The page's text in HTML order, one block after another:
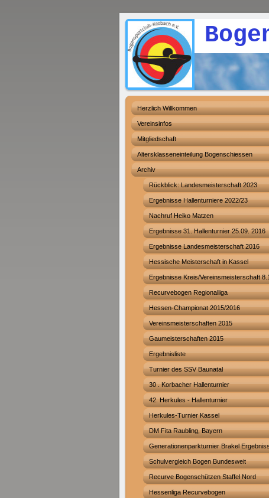
Herzlich Willkommen
Vereinsinfos
Mitgliedschaft
Altersklasseneinteilung Bogenschiessen
Archiv
Rückblick: Landesmeisterschaft 2023
Ergebnisse Hallenturniere 2022/23
Nachruf Heiko Matzen
Ergebnisse 31. Hallenturnier 25.09. 2016
Ergebnisse Landesmeisterschaft 2016
Hessische Meisterschaft in Kassel
Ergebnisse Kreis/Vereinsmeisterschaft
Recurvebogen Regionalliga
Hessen-Championat 2015/2016
Vereinsmeisterschaften 2015
Gaumeisterschaften 2015
Ergebnisliste
Turnier des SSV Baunatal
30 . Korbacher Hallenturnier
42. Herkules - Hallenturnier
Herkules-Turnier Kassel
DM Fita Raubling, Bayern
Generationenparkturnier Brakel
Schulvergleich Bogen Bundesweit
Recurve Bogenschützen Staffel Nord
Hessenliga Recurvebogen